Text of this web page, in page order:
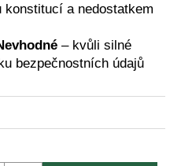
a nedostatkem
– kvůli silné
bezpečnostních údajů